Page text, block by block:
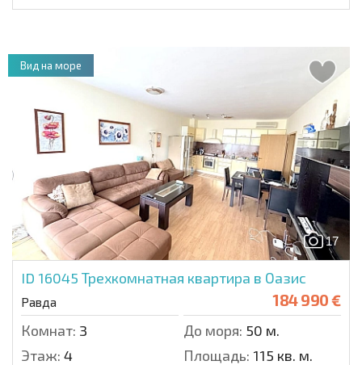
17
ID 16045 Трехкомнатная квартира в Оазис
Равда 184 990 €
Комнат: 3 До моря: 50 м.
Этаж: 4 Площадь: 115 кв. м.
Вид на море